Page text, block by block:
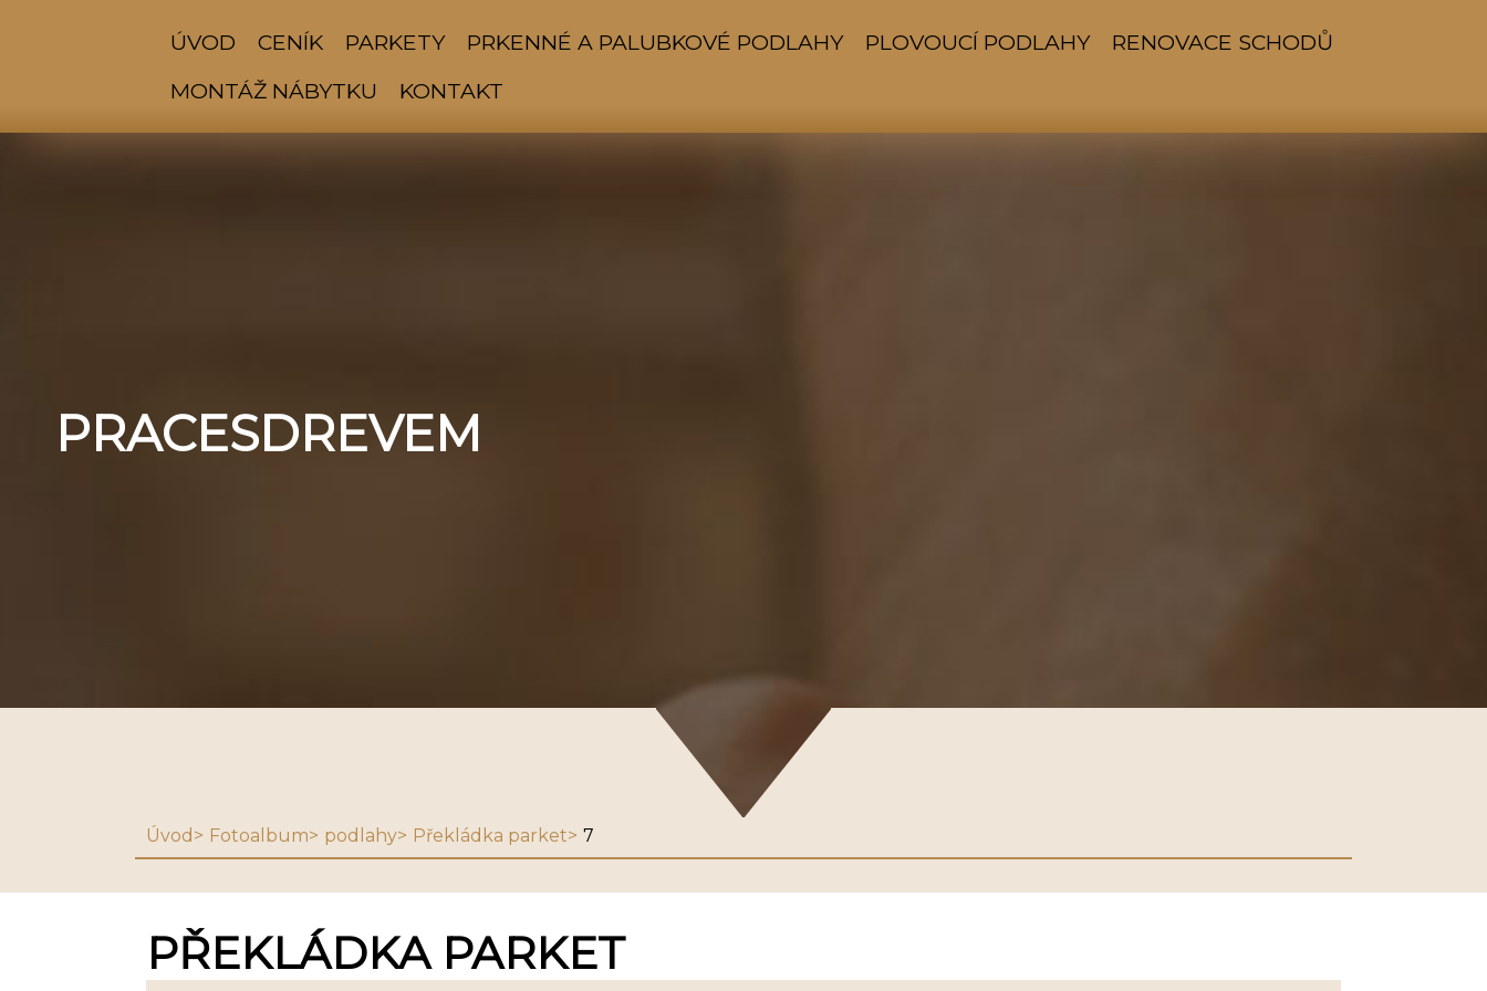
ÚVOD CENÍK PARKETY PRKENNÉ A PALUBKOVÉ PODLAHY PLOVOUCÍ PODLAHY
RENOVACE SCHODŮ
MONTÁŽ NÁBYTKU
KONTAKT
PRACESDREVEM
Úvod Fotoalbum podlahy Překládka parket 7
PŘEKLÁDKA PARKET